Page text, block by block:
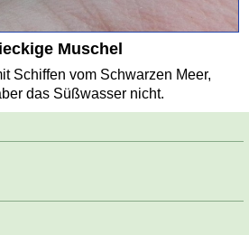
Muschel
Schiffen vom Schwarzen Meer,
das Süßwasser nicht.